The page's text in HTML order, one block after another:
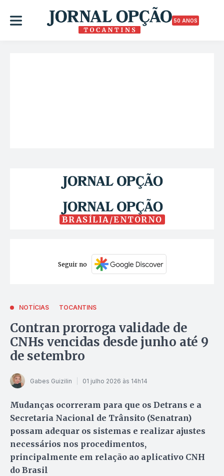
50 ANOS
BRASÍLIA/ENTORNO
Seguir no
NOTÍCIAS TOCANTINS
Contran prorroga validade de
CNHs vencidas desde junho até 9
de setembro
Gabes Guizilin 01 julho 2026 às 14h14
Mudanças ocorreram para que os Detrans e a
Secretaria Nacional de Trânsito (Senatran)
possam adequar os sistemas e realizar ajustes
necessários nos procedimentos,
principalmente em relação ao aplicativo CNH
do Brasil